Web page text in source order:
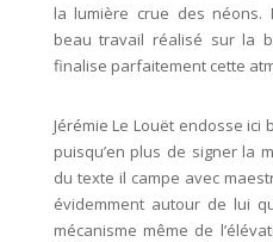
la lumière crue des néons.
beau travail réalisé sur la
finalise parfaitement cette
Jérémie Le Louët endosse
puisqu’en plus de signer la
du texte il campe avec
évidemment autour de lui
mécanisme même de